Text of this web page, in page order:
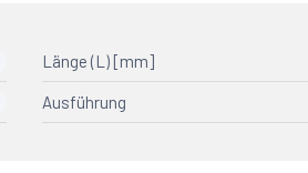
Länge (L) [mm]
Ausführung